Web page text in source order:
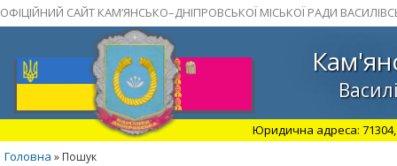
ОФІЦІЙНИЙ САЙТ КАМ’ЯНСЬКО–ДНІПРОВСЬКОЇ МІСЬКОЇ РАДИ
Юридична адреса: 71304,
Головна » Пошук